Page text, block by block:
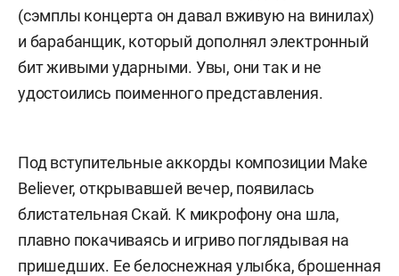
(сэмплы концерта он давал вживую на винилах)
и барабанщик, который дополнял электронный
бит живыми ударными. Увы, они так и не
удостоились поименного представления.
Под вступительные аккорды композиции Make
Believer, открывавшей вечер, появилась
блистательная Скай. К микрофону она шла,
плавно покачиваясь и игриво поглядывая на
пришедших. Ее белоснежная улыбка, брошенная